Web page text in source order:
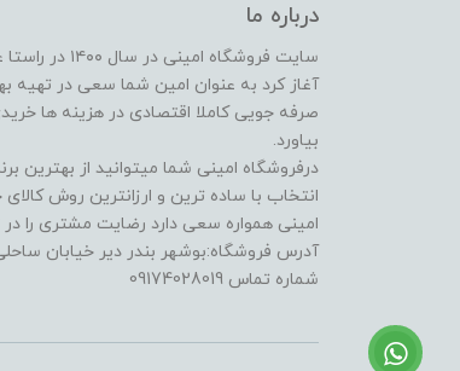
درباره ما
سایت
آغاز کرد به عنوان امین شما سعی در تهیه
صرفه جویی کاملا اقتصادی در هزینه ها
بیاورد.
درفروشگاه امینی شما میتوانید از بهترین
انتخاب با ساده ترین و ارزانترین روش
امینی همواره سعی دارد رضایت مشتری را
آدرس فروشگاه:بوشهر بندر دیر خیابان
شماره تماس 09174028019